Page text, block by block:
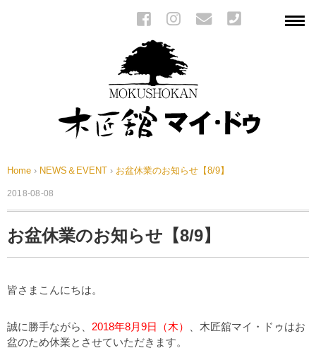
Home › NEWS＆EVENT › お盆休業のお知らせ【8/9】
2018-08-08
お盆休業のお知らせ【8/9】
皆さまこんにちは。
誠に勝手ながら、 2018年8月9日（木）
、木匠舘マイ・ドゥはお
盆のため休業とさせていただきます。